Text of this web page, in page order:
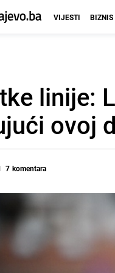
VIJESTI BIZNIS
linije:
ovoj
7 komentara